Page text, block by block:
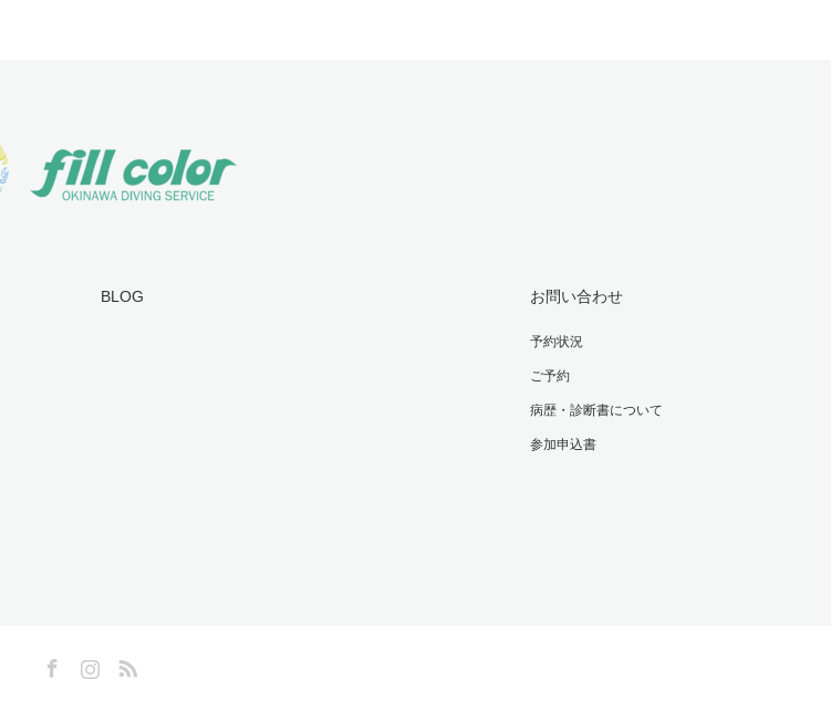
BLOG お問い合わせ
予約状況
ご予約
病歴・診断書について
参加申込書